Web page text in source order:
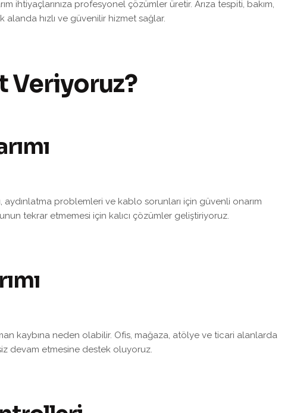
ihtiyaçlarınıza profesyonel çözümler üretir. Arıza tespiti, bakım,
hızlı ve güvenilir hizmet sağlar.
Veriyoruz?
aydınlatma problemleri ve kablo sorunları için güvenli onarım
tekrar etmemesi için kalıcı çözümler geliştiriyoruz.
kaybına neden olabilir. Ofis, mağaza, atölye ve ticari alanlarda
devam etmesine destek oluyoruz.